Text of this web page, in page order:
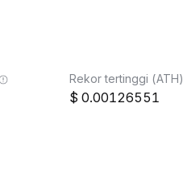
Rekor tertinggi (ATH)
0.00126551